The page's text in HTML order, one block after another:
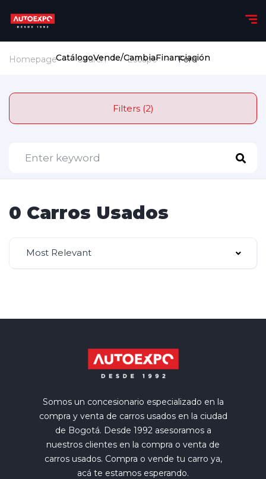
CatálogoVende/CambiaFinanciación
Homepage Search Escape Ford
Filters (2)
0 Carros Usados
Most Relevant
Somos un concesionario especializado en la
compra y venta de carros usados en la ciudad
de Bogotá. Desde 1992 asesoramos a
nuestros clientes en la compra o venta de
carros usados. Compra o vende tu carro ya,
acá te estamos esperando.